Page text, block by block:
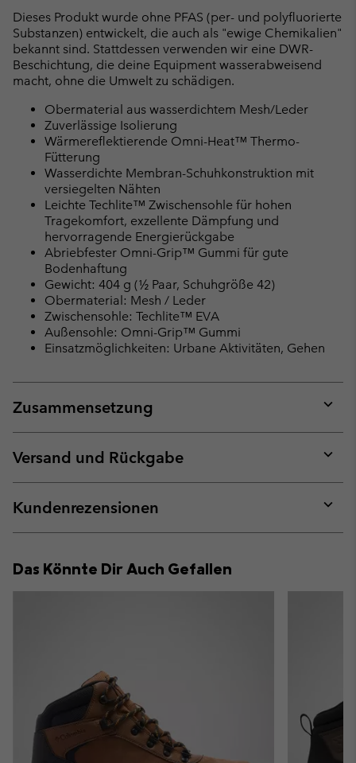
Dieses Produkt wurde ohne PFAS (per- und polyfluorierte
Substanzen) entwickelt, die auch als "ewige Chemikalien"
bekannt sind. Stattdessen verwenden wir eine DWR-
Beschichtung, die deine Equipment wasserabweisend
macht, ohne die Umwelt zu schädigen.
Obermaterial aus wasserdichtem Mesh/Leder
Zuverlässige Isolierung
Wärmereflektierende Omni-Heat™ Thermo-
Fütterung
Wasserdichte Membran-Schuhkonstruktion mit
versiegelten Nähten
Leichte Techlite™ Zwischensohle für hohen
Tragekomfort, exzellente Dämpfung und
hervorragende Energierückgabe
Abriebfester Omni-Grip™ Gummi für gute
Bodenhaftung
Gewicht: 404 g (½ Paar, Schuhgröße 42)
Obermaterial: Mesh / Leder
Zwischensohle: Techlite™ EVA
Außensohle: Omni-Grip™ Gummi
Einsatzmöglichkeiten: Urbane Aktivitäten, Gehen
Zusammensetzung
or
Versand und Rückgabe
or
Kundenrezensionen
or
Das Könnte Dir Auch Gefallen